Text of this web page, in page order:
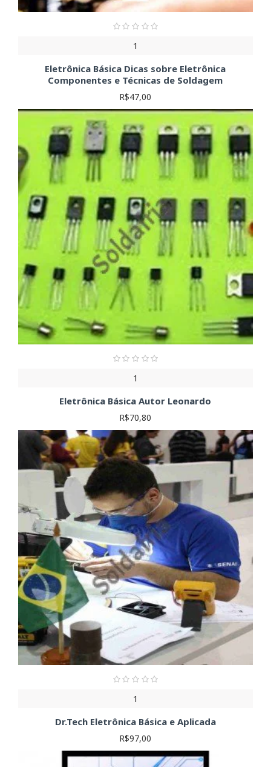
1
Eletrônica Básica Dicas sobre Eletrônica
Componentes e Técnicas de Soldagem
R$47,00
1
Eletrônica Básica Autor Leonardo
R$70,80
1
Dr.Tech Eletrônica Básica e Aplicada
R$97,00